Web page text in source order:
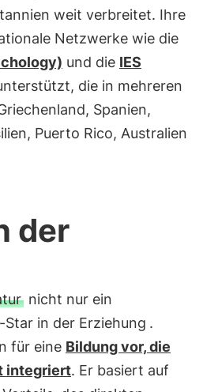
weit verbreitet. Ihre
Netzwerke wie die
und die IES
die in mehreren
Spanien,
Puerto Rico, Australien
der
nicht nur ein
Star in der Erziehung .
für eine Bildung vor, die
integriert. Er basiert auf